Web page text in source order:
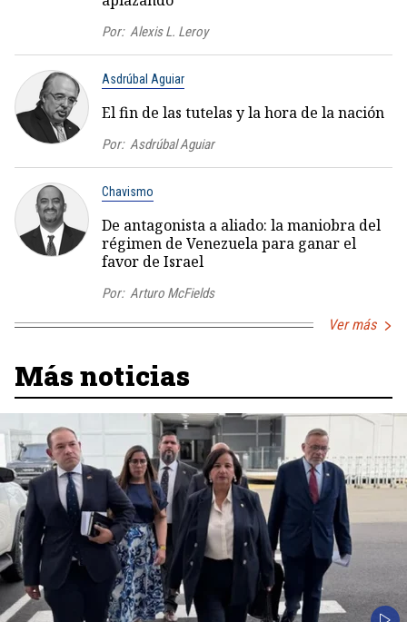
Por: Alexis L. Leroy
Asdrúbal Aguiar
El fin de las tutelas y la hora de la nación
Por: Asdrúbal Aguiar
Chavismo
De antagonista a aliado: la maniobra del
régimen de Venezuela para ganar el
favor de Israel
Por: Arturo McFields
Ver más
Más noticias